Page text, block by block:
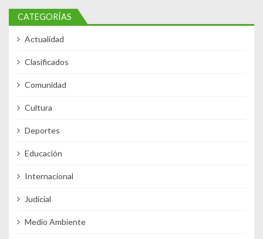
CATEGORÍAS
Actualidad
Clasificados
Comunidad
Cultura
Deportes
Educación
Internacional
Judicial
Medio Ambiente